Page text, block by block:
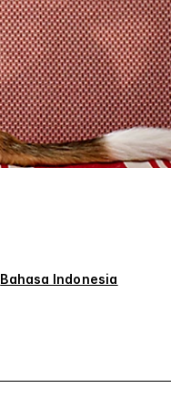
Bahasa Indonesia